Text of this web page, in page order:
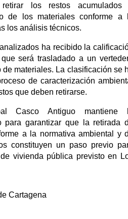
retirar los restos acumulados
de los materiales conforme a
los análisis técnicos.
ha recibido la
será trasladado a un
materiales. La clasificación se
de caracterización
que deben retirarse.
Casco Antiguo mantiene
para garantizar que la retirada
a la normativa ambiental y
constituyen un paso previo
vivienda pública previsto en
Cartagena